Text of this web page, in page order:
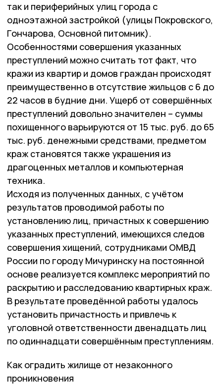
так и периферийных улиц города с
одноэтажной застройкой (улицы Покровского,
Гончарова, Основной питомник).
Особенностями совершения указанных
преступлений можно считать тот факт, что
кражи из квартир и домов граждан происходят
преимущественно в отсутствие жильцов с 6 до
22 часов в будние дни. Ущерб от совершённых
преступлений довольно значителен – суммы
похищенного варьируются от 15 тыс. руб. до 65
тыс. руб. денежными средствами, предметом
краж становятся также украшения из
драгоценных металлов и компьютерная
техника.
Исходя из полученных данных, с учётом
результатов проводимой работы по
установлению лиц, причастных к совершению
указанных преступлений, имеющихся следов
совершения хищений, сотрудниками ОМВД
России по городу Мичуринску на постоянной
основе реализуется комплекс мероприятий по
раскрытию и расследованию квартирных краж.
В результате проведённой работы удалось
установить причастность и привлечь к
уголовной ответственности двенадцать лиц
по одиннадцати совершённым преступлениям.
Как оградить жилище от незаконного
проникновения